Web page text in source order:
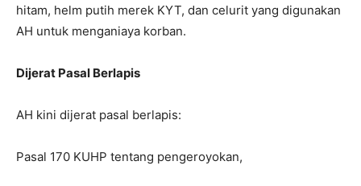
hitam, helm putih merek KYT, dan celurit yang digunakan
AH untuk menganiaya korban.
Dijerat Pasal Berlapis
AH kini dijerat pasal berlapis:
Pasal 170 KUHP tentang pengeroyokan,